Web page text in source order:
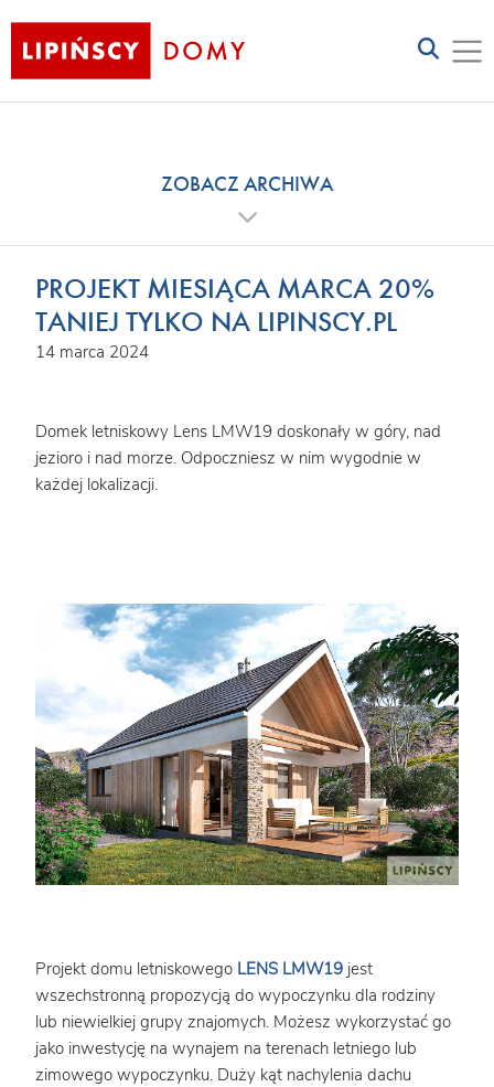
ZOBACZ ARCHIWA
PROJEKT MIESIĄCA MARCA 20%
TANIEJ TYLKO NA LIPINSCY.PL
14 marca 2024
Domek letniskowy Lens LMW19 doskonały w góry, nad
jezioro i nad morze. Odpoczniesz w nim wygodnie w
każdej lokalizacji.
Projekt domu letniskowego LENS LMW19 jest
wszechstronną propozycją do wypoczynku dla rodziny
lub niewielkiej grupy znajomych. Możesz wykorzystać go
jako inwestycję na wynajem na terenach letniego lub
zimowego wypoczynku. Duży kąt nachylenia dachu